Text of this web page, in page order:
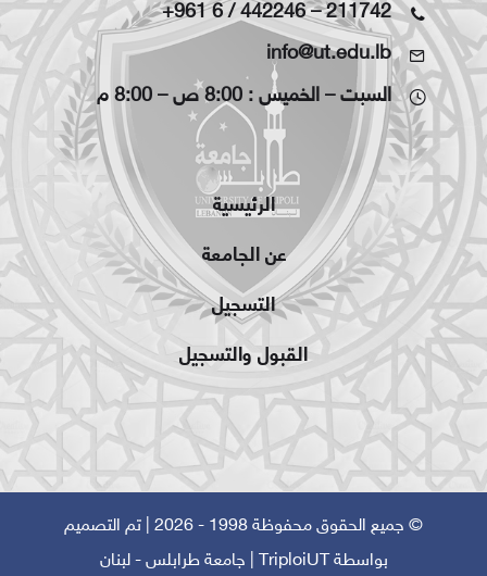
+961 6 / 442246–211742
info@ut.edu.lb
السبت – الخميس : 8:00 ص – 8:00 م
الرئيسية
عن الجامعة
التسجيل
القبول والتسجيل
© جميع الحقوق محفوظة 1998 - 2026 | تم التصميم
بواسطة TriploiUT | جامعة طرابلس - لبنان